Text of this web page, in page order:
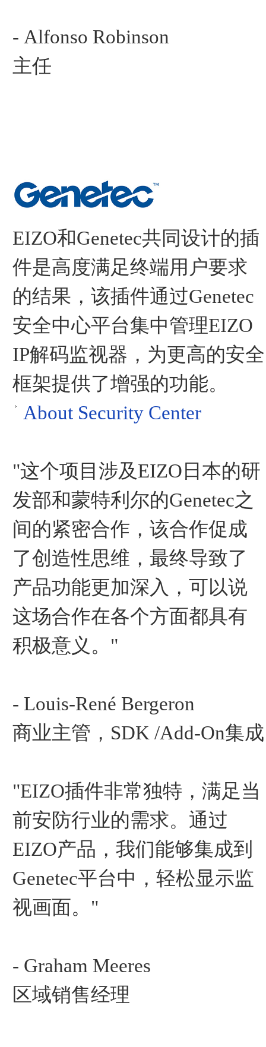
- Alfonso Robinson
主任
EIZO和Genetec共同设计的插
件是高度满足终端用户要求
的结果，该插件通过Genetec
安全中心平台集中管理EIZO
IP解码监视器，为更高的安全
框架提供了增强的功能。
About Security Center
"这个项目涉及EIZO日本的研
发部和蒙特利尔的Genetec之
间的紧密合作，该合作促成
了创造性思维，最终导致了
产品功能更加深入，可以说
这场合作在各个方面都具有
积极意义。"
- Louis-René Bergeron
商业主管，SDK /Add-On集成
"EIZO插件非常独特，满足当
前安防行业的需求。通过
EIZO产品，我们能够集成到
Genetec平台中，轻松显示监
视画面。"
- Graham Meeres
区域销售经理